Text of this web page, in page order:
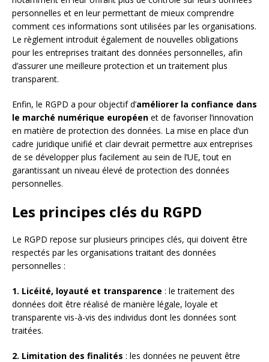
personnelles et en leur permettant de mieux comprendre
comment ces informations sont utilisées par les organisations.
Le règlement introduit également de nouvelles obligations
pour les entreprises traitant des données personnelles, afin
d’assurer une meilleure protection et un traitement plus
transparent.
Enfin, le RGPD a pour objectif d’améliorer la confiance dans
le marché numérique européen et de favoriser l’innovation
en matière de protection des données. La mise en place d’un
cadre juridique unifié et clair devrait permettre aux entreprises
de se développer plus facilement au sein de l’UE, tout en
garantissant un niveau élevé de protection des données
personnelles.
Les principes clés du RGPD
Le RGPD repose sur plusieurs principes clés, qui doivent être
respectés par les organisations traitant des données
personnelles :
1. Licéité, loyauté et transparence : le traitement des
données doit être réalisé de manière légale, loyale et
transparente vis-à-vis des individus dont les données sont
traitées.
2. Limitation des finalités : les données ne peuvent être